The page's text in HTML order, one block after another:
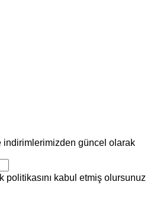
indirimlerimizden güncel olarak
politikasını kabul etmiş olursunuz